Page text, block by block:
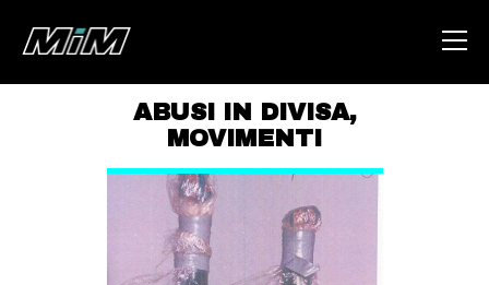
HOME
AREA
DEGENERAZIONE
ABUSI IN DIVISA,
MOVIMENTI